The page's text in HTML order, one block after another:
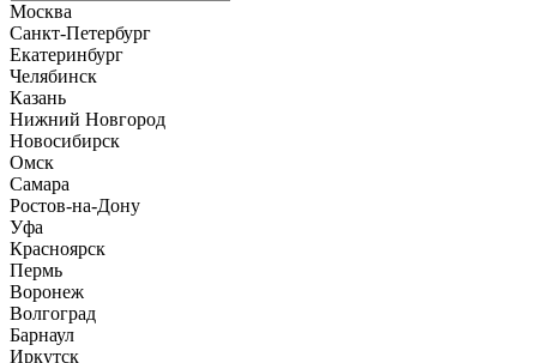
Москва
Санкт-Петербург
Екатеринбург
Челябинск
Казань
Нижний Новгород
Новосибирск
Омск
Самара
Ростов-на-Дону
Уфа
Красноярск
Пермь
Воронеж
Волгоград
Барнаул
Иркутск